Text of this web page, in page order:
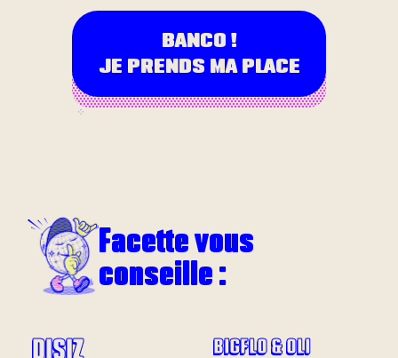
BANCO !
JE PRENDS MA PLACE
Facette vous
conseille :
DISIZ BIGFLO & OLI